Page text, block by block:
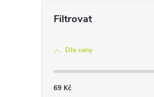
Dle ceny
69 Kč